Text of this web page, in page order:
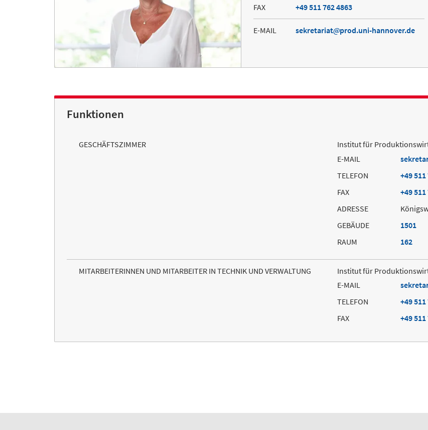
FAX +49 511 762 4863
E-MAIL sekretariat prod.uni-hannover.de
Funktionen
GESCHÄFTSZIMMER
Institut für
E-MAIL
TELEFON
+49
FAX
+49
ADRESSE
GEBÄUDE
1501
RAUM
162
MITARBEITERINNEN UND MITARBEITER IN TECHNIK UND VERWALTUNG
Institut für
E-MAIL
TELEFON
+49
FAX
+49